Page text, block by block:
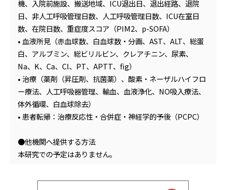
機、入院前施設、搬送地域、ICU退出日、退出経路、退院
日、非人工呼吸管理日数、人工呼吸管理日数、ICU在室日
数、在院日数、重症度スコア（PIM2、p-SOFA）
• 血液所見（赤血球数、白血球数・分画、AST、ALT、総蛋
白、アルブミン、総ビリルビン、クレアチニン、尿素、
Na、K、Ca、Cl、PT、APTT、fig）
• 治療（薬剤（昇圧剤、抗菌薬）、酸素・ネーザルハイフロ
ー療法、人工呼吸器管理、輸血、血液浄化、NO吸入療法、
体外循環、白血球除去）
• 患者転帰：治療反応性・合併症・神経学的予後（PCPC）
●他機関へ提供する方法
本研究での予定はありません。